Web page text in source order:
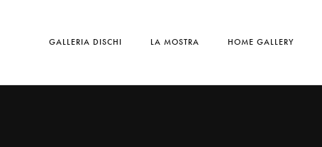
GALLERIA DISCHI LA MOSTRA HOME GALLERY